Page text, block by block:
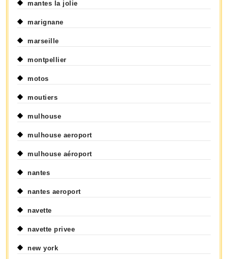
mantes la jolie
marignane
marseille
montpellier
motos
moutiers
mulhouse
mulhouse aeroport
mulhouse aéroport
nantes
nantes aeroport
navette
navette privee
new york